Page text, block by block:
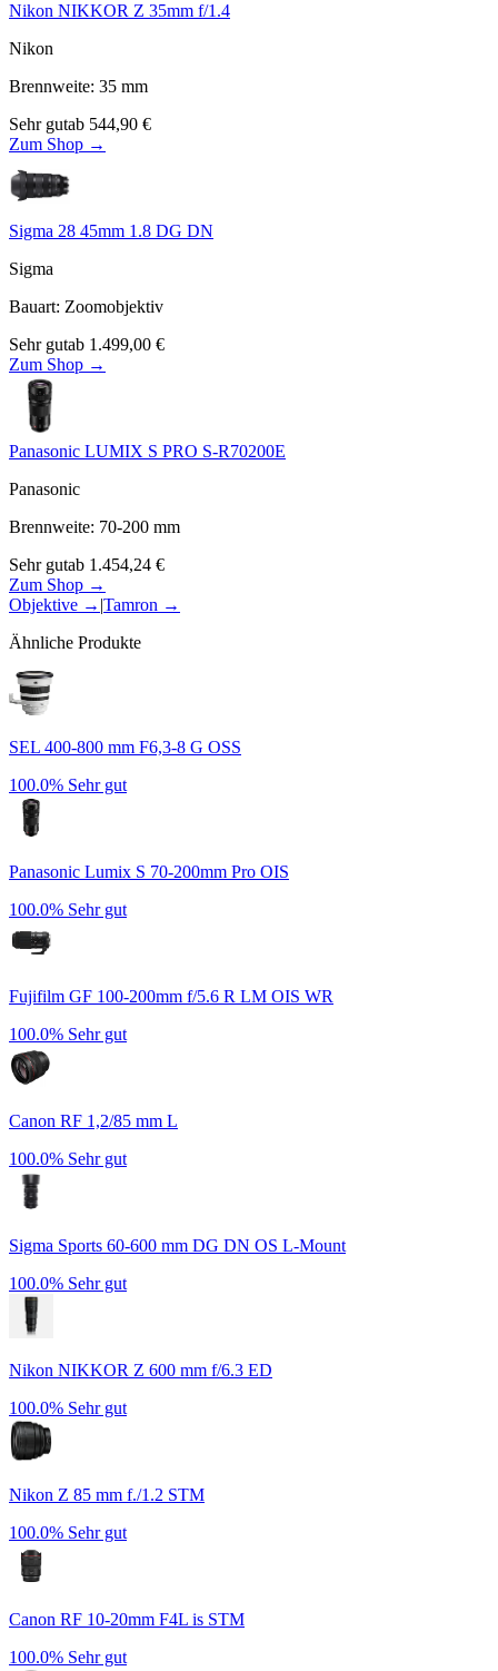
Nikon NIKKOR Z 35mm f/1.4
Nikon
Brennweite: 35 mm
Sehr gutab 544,90 €
Zum Shop →
Sigma 28 45mm 1.8 DG DN
Sigma
Bauart: Zoomobjektiv
Sehr gutab 1.499,00 €
Zum Shop →
Panasonic LUMIX S PRO S-R70200E
Panasonic
Brennweite: 70-200 mm
Sehr gutab 1.454,24 €
Zum Shop →
Objektive → |Tamron →
Ähnliche Produkte
SEL 400-800 mm F6,3-8 G OSS
100.0% Sehr gut
Panasonic Lumix S 70-200mm Pro OIS
100.0% Sehr gut
Fujifilm GF 100-200mm f/5.6 R LM OIS WR
100.0% Sehr gut
Canon RF 1,2/85 mm L
100.0% Sehr gut
Sigma Sports 60-600 mm DG DN OS L-Mount
100.0% Sehr gut
Nikon NIKKOR Z 600 mm f/6.3 ED
100.0% Sehr gut
Nikon Z 85 mm f./1.2 STM
100.0% Sehr gut
Canon RF 10-20mm F4L is STM
100.0% Sehr gut